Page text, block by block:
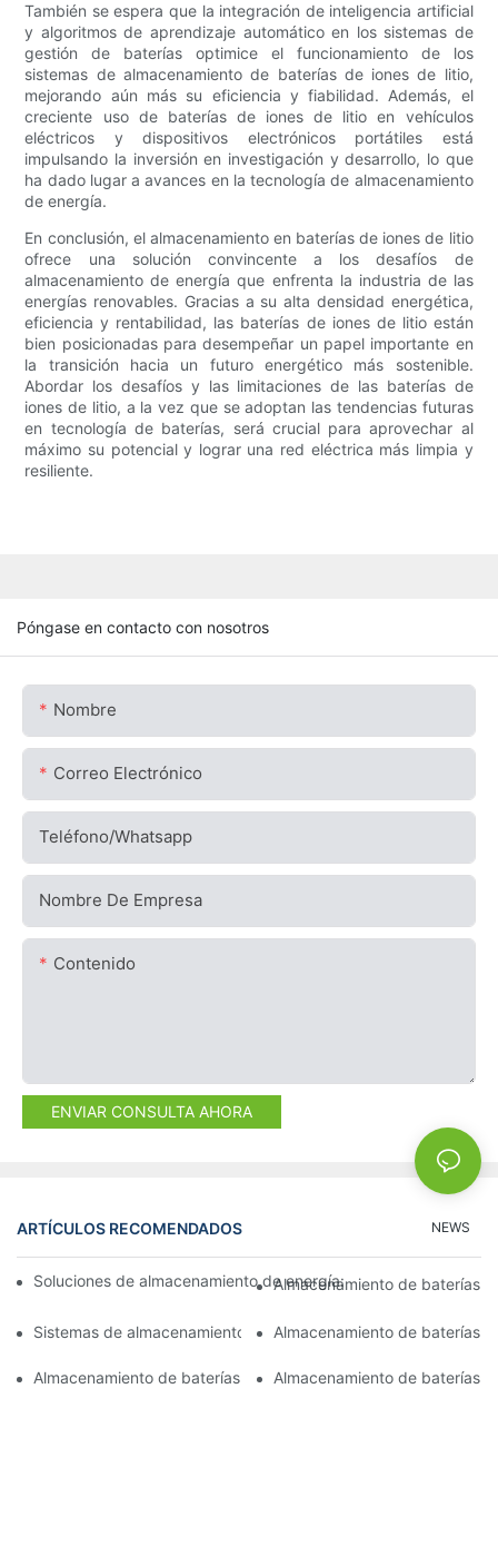
También se espera que la integración de inteligencia artificial
y algoritmos de aprendizaje automático en los sistemas de
gestión de baterías optimice el funcionamiento de los
sistemas de almacenamiento de baterías de iones de litio,
mejorando aún más su eficiencia y fiabilidad. Además, el
creciente uso de baterías de iones de litio en vehículos
eléctricos y dispositivos electrónicos portátiles está
impulsando la inversión en investigación y desarrollo, lo que
ha dado lugar a avances en la tecnología de almacenamiento
de energía.
En conclusión, el almacenamiento en baterías de iones de litio
ofrece una solución convincente a los desafíos de
almacenamiento de energía que enfrenta la industria de las
energías renovables. Gracias a su alta densidad energética,
eficiencia y rentabilidad, las baterías de iones de litio están
bien posicionadas para desempeñar un papel importante en
la transición hacia un futuro energético más sostenible.
Abordar los desafíos y las limitaciones de las baterías de
iones de litio, a la vez que se adoptan las tendencias futuras
en tecnología de baterías, será crucial para aprovechar al
máximo su potencial y lograr una red eléctrica más limpia y
resiliente.
Póngase en contacto con nosotros
Nombre
Correo Electrónico
Teléfono/whatsapp
Nombre De Empresa
Contenido
ENVIAR CONSULTA AHORA
ARTÍCULOS RECOMENDADOS NEWS
Soluciones de almacenamiento de energía: Satisfacer las
Almacenamiento de baterías
Sistemas de almacenamiento de baterías comerciales:
Almacenamiento de baterías
Almacenamiento de baterías en contenedores: soluciones
Almacenamiento de baterías